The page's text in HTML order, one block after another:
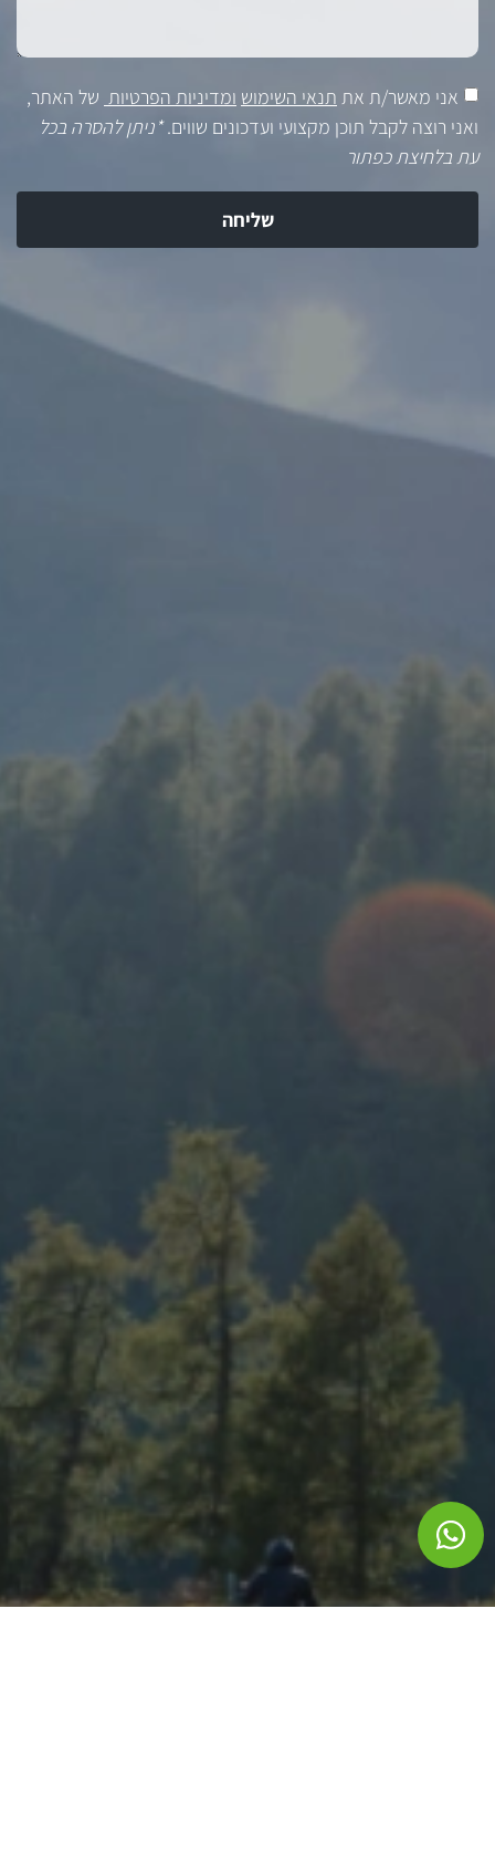
אני מאשר/ת את תנאי השימוש ומדיניות הפרטיות של האתר,
ואני רוצה לקבל תוכן מקצועי ועדכונים שווים.*ניתן להסרה בכל
עת בלחיצת כפתור
שליחה